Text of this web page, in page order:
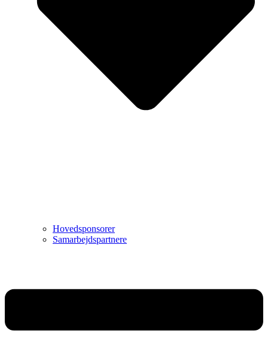
Hovedsponsorer
Samarbejdspartnere